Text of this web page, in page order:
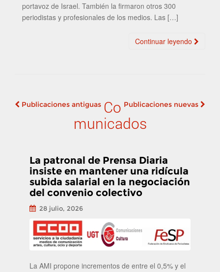
portavoz de Israel. También la firmaron otros 300
periodistas y profesionales de los medios. Las […]
Continuar leyendo
Navegación de
publicaciones
Publicaciones antiguas Publicaciones nuevas
Co
municados
La patronal de Prensa Diaria
insiste en mantener una ridícula
subida salarial en la negociación
del convenio colectivo
28 julio, 2026
La AMI propone incrementos de entre el 0,5% y el